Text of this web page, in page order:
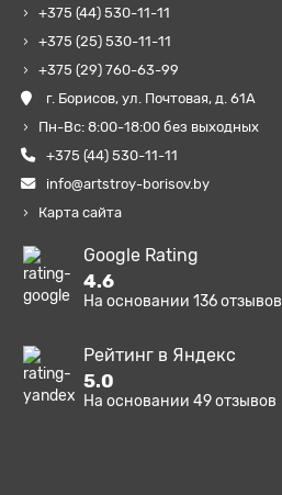
+375 (44) 530-11-11
+375 (25) 530-11-11
+375 (29) 760-63-99
г. Борисов, ул. Почтовая, д. 61А
Пн-Вс: 8:00-18:00 без выходных
+375 (44) 530-11-11
info@artstroy-borisov.by
Карта сайта
Google Rating
4.6
На основании 136отзывов
Рейтинг в Яндекс
5.0
На основании 49отзывов